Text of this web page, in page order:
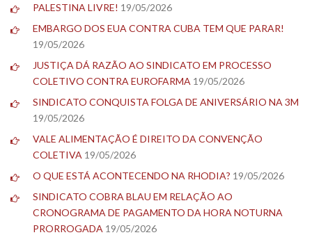
PALESTINA LIVRE! 19/05/2026
EMBARGO DOS EUA CONTRA CUBA TEM QUE PARAR!
19/05/2026
JUSTIÇA DÁ RAZÃO AO SINDICATO EM PROCESSO
COLETIVO CONTRA EUROFARMA 19/05/2026
SINDICATO CONQUISTA FOLGA DE ANIVERSÁRIO NA 3M
19/05/2026
VALE ALIMENTAÇÃO É DIREITO DA CONVENÇÃO
COLETIVA 19/05/2026
O QUE ESTÁ ACONTECENDO NA RHODIA? 19/05/2026
SINDICATO COBRA BLAU EM RELAÇÃO AO
CRONOGRAMA DE PAGAMENTO DA HORA NOTURNA
PRORROGADA 19/05/2026